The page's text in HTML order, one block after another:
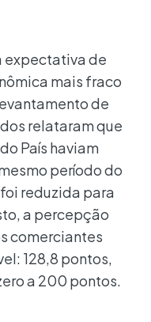
expectativa de
mais fraco
de
relataram que
País haviam
período do
reduzida para
a percepção
comerciantes
128,8 pontos,
a 200 pontos.